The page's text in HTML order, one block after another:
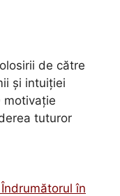
de către
şi intuiţiei
motivaţie
tuturor
în